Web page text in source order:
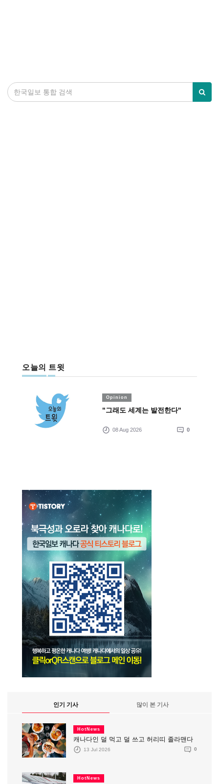
오늘의 트윗
Opinion
"그래도 세계는 발전한다"
08 Aug 2026 0
인기 기사 많이 본 기사
HotNews
캐나다인 덜 먹고 덜 쓰고 허리띠 졸라맨다
13 Jul 2026 0
HotNews